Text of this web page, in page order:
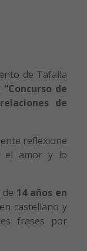
de Tafalla
“Concurso de
de
reflexione
el amor y lo
14 años en
castellano y
frases por